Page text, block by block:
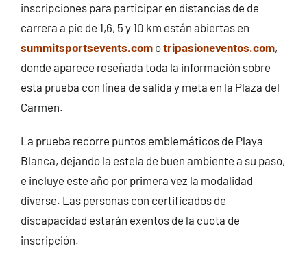
inscripciones para participar en distancias de de
carrera a pie de 1,6, 5 y 10 km están abiertas en
summitsportsevents.comotripasioneventos.com,
donde aparece reseñada toda la información sobre
esta prueba con línea de salida y meta en la Plaza del
Carmen.
La prueba recorre puntos emblemáticos de Playa
Blanca, dejando la estela de buen ambiente a su paso,
e incluye este año por primera vez la modalidad
diverse. Las personas con certificados de
discapacidad estarán exentos de la cuota de
inscripción.